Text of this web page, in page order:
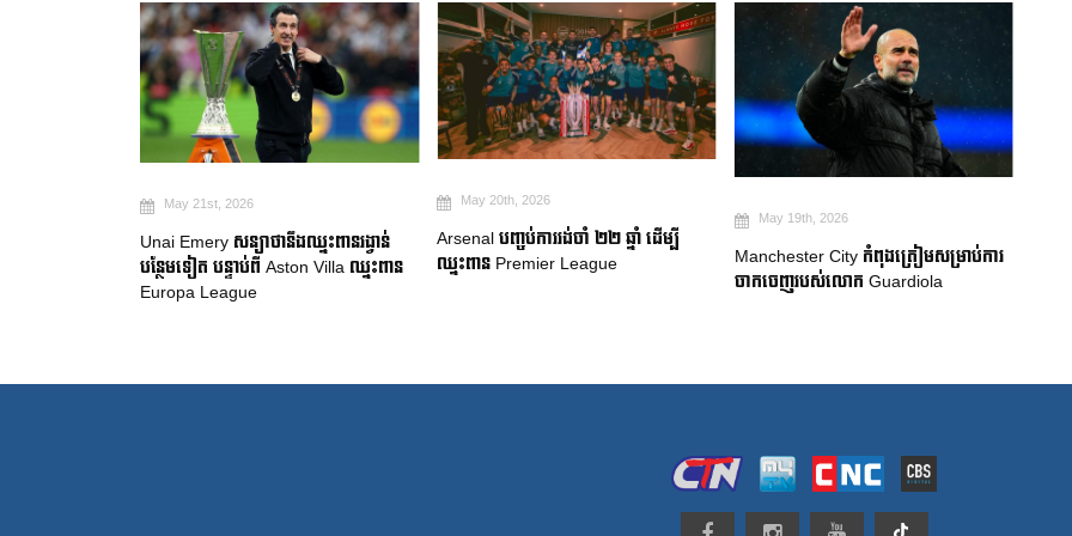
May 20th, 2026
Arsenal បញ្ចប់ការរង់ចាំ ២២ ឆ្នាំ ដើម្បី
ឈ្នះពាន Premier League
Manchester City កំពុងត្រៀមសម្រាប់ការ
ចាកចេញរបស់លោក Guardiola
ការប្រកាសក្រុមជម្រើសជាតិប្រេស៊ីល៖
Neymar សម្រេចបានក្តីសុបិន World Cup